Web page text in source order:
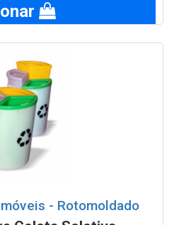
- Rotomoldado